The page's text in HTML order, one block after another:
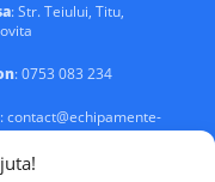
: Str. Teiului, Titu,
: 0753 083 234
: contact@echipamente-